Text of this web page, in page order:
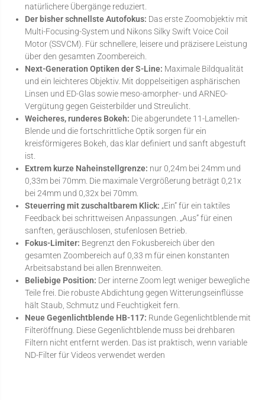
natürlichere Übergänge reduziert.
Der bisher schnellste Autofokus: Das erste Zoomobjektiv mit
Multi-Focusing-System und Nikons Silky Swift Voice Coil
Motor (SSVCM). Für schnellere, leisere und präzisere Leistung
über den gesamten Zoombereich.
Next-Generation Optiken der S-Line: Maximale Bildqualität
und ein leichteres Objektiv. Mit doppelseitigen asphärischen
Linsen und ED-Glas sowie meso-amorpher- und ARNEO-
Vergütung gegen Geisterbilder und Streulicht.
Weicheres, runderes Bokeh: Die abgerundete 11-Lamellen-
Blende und die fortschrittliche Optik sorgen für ein
kreisförmigeres Bokeh, das klar definiert und sanft abgestuft
ist.
Extrem kurze Naheinstellgrenze: nur 0,24m bei 24mm und
0,33m bei 70mm. Die maximale Vergrößerung beträgt 0,21x
bei 24mm und 0,32x bei 70mm.
Steuerring mit zuschaltbarem Klick: „Ein” für ein taktiles
Feedback bei schrittweisen Anpassungen. „Aus” für einen
sanften, geräuschlosen, stufenlosen Betrieb.
Fokus-Limiter: Begrenzt den Fokusbereich über den
gesamten Zoombereich auf 0,33 m für einen konstanten
Arbeitsabstand bei allen Brennweiten.
Beliebige Position: Der interne Zoom legt weniger bewegliche
Teile frei. Die robuste Abdichtung gegen Witterungseinflüsse
hält Staub, Schmutz und Feuchtigkeit fern.
Neue Gegenlichtblende HB-117: Runde Gegenlichtblende mit
Filteröffnung. Diese Gegenlichtblende muss bei drehbaren
Filtern nicht entfernt werden. Das ist praktisch, wenn variable
ND-Filter für Videos verwendet werden